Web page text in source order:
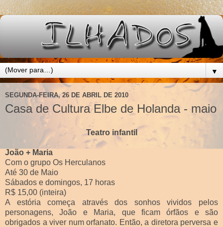
▼
SEGUNDA-FEIRA, 26 DE ABRIL DE 2010
Casa de Cultura Elbe de Holanda - maio
Teatro infantil
João + Maria
Com o grupo Os Herculanos
Até 30 de Maio
Sábados e domingos, 17 horas
R$ 15,00 (inteira)
A estória começa através dos sonhos vividos pelos
personagens, João e Maria, que ficam órfãos e são
obrigados a viver num orfanato. Então, a diretora perversa e